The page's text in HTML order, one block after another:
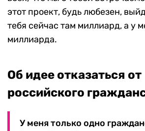
этот проект, будь любезен,
тебя сейчас там миллиард, а у
миллиарда.
Об идее отказаться от
российского
У меня только одно